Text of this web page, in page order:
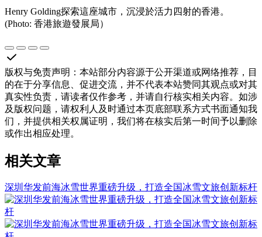
Henry Golding探索這座城市，沉浸於活力四射的香港。
(Photo: 香港旅遊發展局）
版权与免责声明 ： 本站部分内容源于公开渠道或网络推荐，目
的在于分享信息、促进交流，并不代表本站赞同其观点或对其
真实性负责，请读者仅作参考，并请自行核实相关内容。如涉
及版权问题，请权利人及时通过本页底部联系方式书面通知我
们，并提供相关权属证明，我们将在核实后第一时间予以删除
或作出相应处理。
相关文章
深圳华发前海冰雪世界重磅升级，打造全国冰雪文旅创新标杆